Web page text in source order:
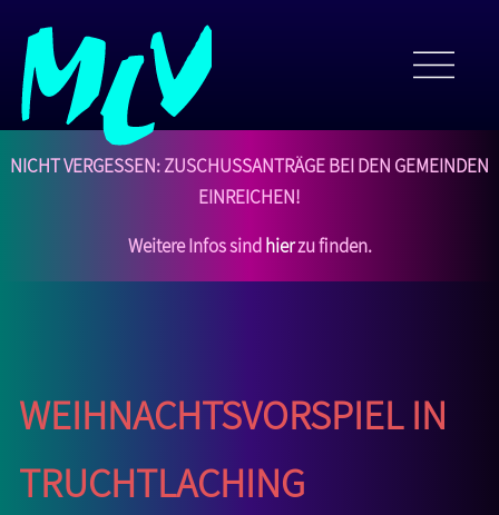
NICHT VERGESSEN: Zuschussanträge bei den Gemeinden
einreichen!
Weitere Infos sindhierzu finden.
Weihnachtsvorspiel in
Truchtlaching